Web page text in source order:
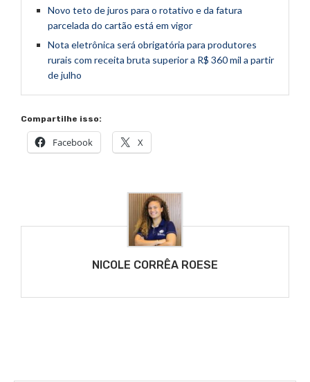
Novo teto de juros para o rotativo e da fatura
parcelada do cartão está em vigor
Nota eletrônica será obrigatória para produtores
rurais com receita bruta superior a R$ 360 mil a partir
de julho
Compartilhe isso:
Facebook X
NICOLE CORRÊA ROESE